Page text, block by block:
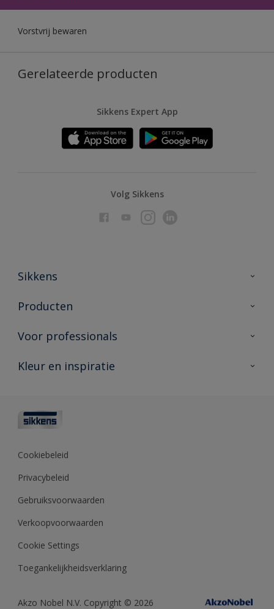
Vorstvrij bewaren
Gerelateerde producten
Sikkens Expert App
Volg Sikkens
Sikkens
Over Sikkens
Duurzaamheid
Producten
Producten voor binnen
Vind je verkooppunt
Voor professionals
Advies & service
Polyfilla Pro
Sikkens Center
Kleur en inspiratie
Kleurcollecties
Kennisbank
Cookiebeleid
Privacybeleid
Gebruiksvoorwaarden
Verkoopvoorwaarden
Cookie Settings
Toegankelijkheidsverklaring
Akzo Nobel N.V. Copyright © 2026